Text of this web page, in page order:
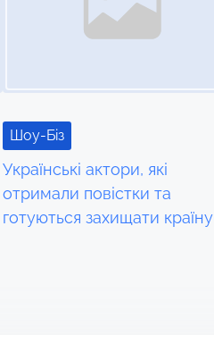
Шоу-Біз
Українські актори, які
отримали повістки та
готуються захищати країну